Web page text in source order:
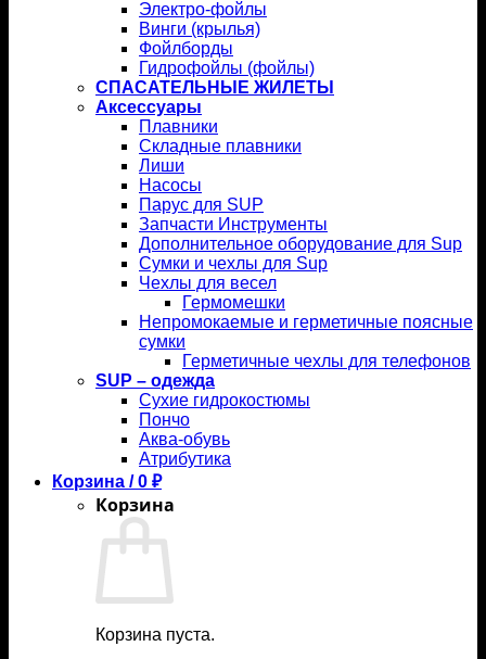
Электро-фойлы
Винги (крылья)
Фойлборды
Гидрофойлы (фойлы)
СПАСАТЕЛЬНЫЕ ЖИЛЕТЫ
Аксессуары
Плавники
Складные плавники
Лиши
Насосы
Парус для SUP
Запчасти Инструменты
Дополнительное оборудование для Sup
Сумки и чехлы для Sup
Чехлы для весел
Гермомешки
Непромокаемые и герметичные поясные
сумки
Герметичные чехлы для телефонов
SUP – одежда
Сухие гидрокостюмы
Пончо
Аква-обувь
Атрибутика
Корзина /0 ₽
Корзина
Корзина пуста.